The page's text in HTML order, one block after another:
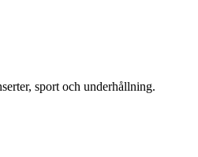
sport och underhållning.